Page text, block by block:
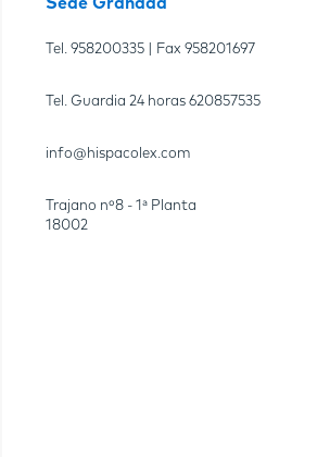
Tel. 958200335 | Fax 958201697
Tel. Guardia 24 horas 620857535
info@hispacolex.com
Trajano nº8 - 1ª Planta
18002